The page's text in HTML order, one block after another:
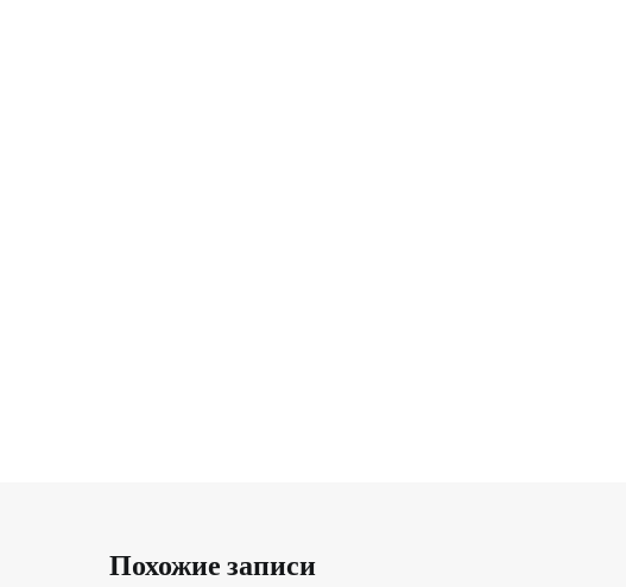
Похожие записи